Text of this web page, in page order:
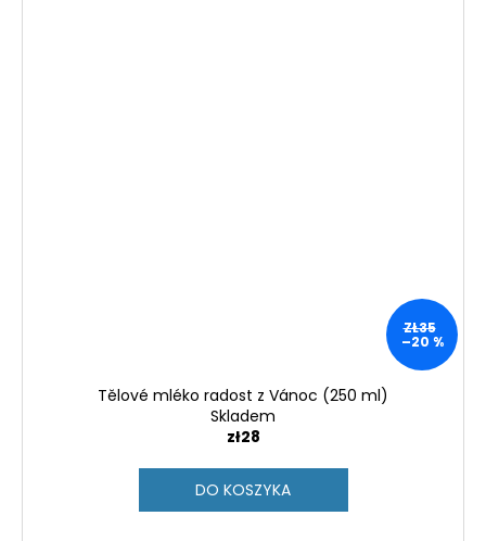
ZŁ35
–20 %
Tělové mléko radost z Vánoc (250 ml)
Skladem
zł28
DO KOSZYKA